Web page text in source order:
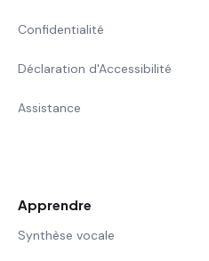
Confidentialité
Déclaration d'Accessibilité
Assistance
Apprendre
Synthèse vocale